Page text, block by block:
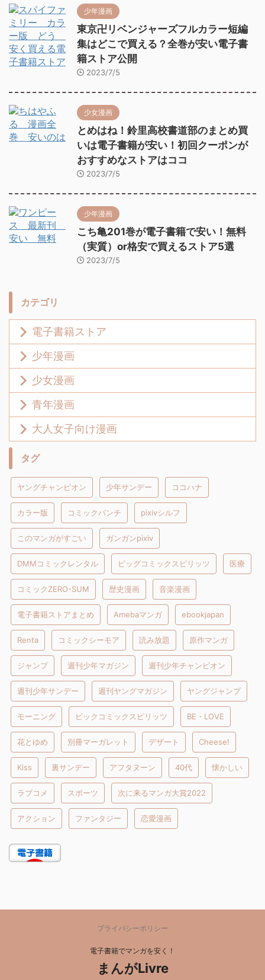
少年漫画
東京卍リベンジャーズフルカラー短編
集はどこで買える？全巻が安い電子書
籍ストア公開
2023/7/5
少女漫画
とめはね！鈴里高校書道部のまとめ買
いは電子書籍が安い！初回クーポンが
おすすめなストアはココ
2023/7/5
少年漫画
こち亀201巻が電子書籍で安い！無料
（実質）or格安で買えるストア5選
2023/7/5
カテゴリ
電子書籍ストア
少年漫画
少女漫画
青年漫画
大人女子向け漫画
タグ
ヤングチャンピオン 少年サンデー ココハナ
カラー版 コミックバンチ pixivシルフ
このマンガがすごい ガンガンpixiv
DMMコミックレンタル ビッグコミックスピリッツ 医療
コミックZERO-SUM 歴史漫画 音楽漫画
電子書籍ストアまとめ Amebaマンガ ebookjapan
Renta コミックシーモア 読み放題 原作マンガ
ジャンプ 週刊少年マガジン 週刊少年チャンピオン
週刊少年サンデー 週刊ヤングマガジン ヤングジャンプ
モーニング ビックコミックスピリッツ BE・LOVE
花とゆめ 別冊マーガレット デザート Cheese!
Kiss 裏サンデー アフタヌーン 40代 懐かしい
ラブコメ スポーツ 次に来るマンガ大賞2022
アクション ファンタジー 恋愛漫画
プライバシーポリシー
電子書籍でマンガを安く！
まんがLivre